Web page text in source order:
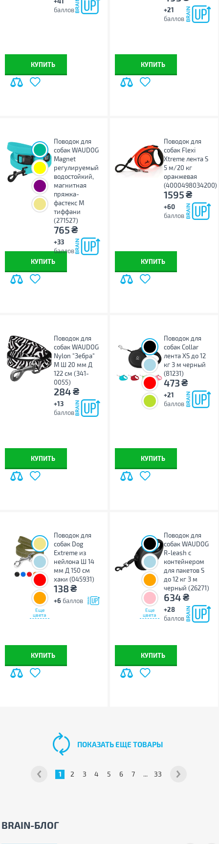
баллов
КУПИТЬ
+21
баллов
КУПИТЬ
Поводок для
собак WAUDOG
Magnet
регулируемый
водостойкий,
магнитная
пряжка-
фастекс M
тиффани
(271527)
765₴
+33
баллов
КУПИТЬ
Поводок для
собак Flexi
Xtreme лента S
5 м/20 кг
оранжевая
(4000498034200)
1595₴
+60
баллов
КУПИТЬ
Поводок для
собак WAUDOG
Nylon "Зебра"
M Ш 20 мм Д
122 см (341-
0055)
284₴
+13
баллов
КУПИТЬ
Поводок для
собак Collar
лента XS до 12
кг 3 м черный
(81231)
473₴
+21
баллов
КУПИТЬ
Еще
цвета
Поводок для
собак Dog
Extreme из
нейлона Ш 14
мм Д 150 см
хаки (045931)
138₴
+6 баллов
КУПИТЬ
Еще
цвета
Поводок для
собак WAUDOG
R-leash с
контейнером
для пакетов S
до 12 кг 3 м
черный (26271)
634₴
+28
баллов
КУПИТЬ
1 2 3 4 5 6 7 ... 33
ПОКАЗАТЬ ЕЩЕ ТОВАРЫ
BRAIN-БЛОГ